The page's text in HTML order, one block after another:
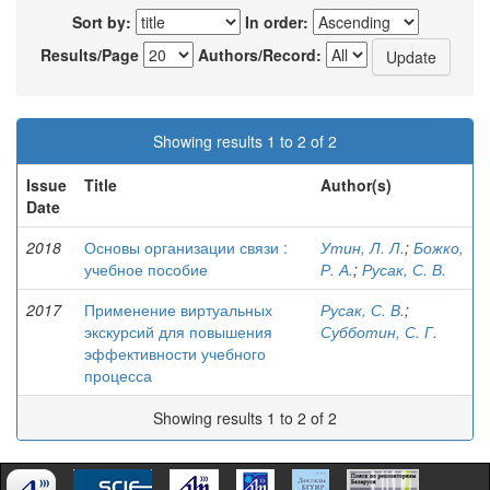
Sort by:
In order:
Results/Page
Authors/Record:
Showing results 1 to 2 of 2
Issue
Date
Title Author(s)
2018
Основы организации связи :
учебное пособие
Утин, Л. Л.; Божко,
Р. А.; Русак, С. В.
2017
Применение виртуальных
экскурсий для повышения
эффективности учебного
процесса
Русак, С. В.;
Субботин, С. Г.
Showing results 1 to 2 of 2